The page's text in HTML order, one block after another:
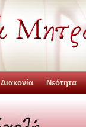
Διακονία Νεότητα